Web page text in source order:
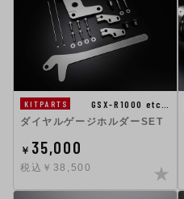
KITPARTS
GSX-R1000 etc…
ダイヤルゲージホルダーSET
￥ 35,000
税込￥38,500